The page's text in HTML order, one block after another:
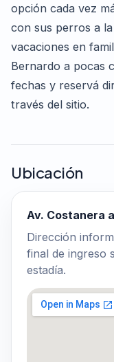
opción cada vez
con sus perros a
vacaciones en
Bernardo a pocas
fechas y reservá
través del sitio.
Ubicación
Av. Costanera
Dirección
final de ingreso
estadía.